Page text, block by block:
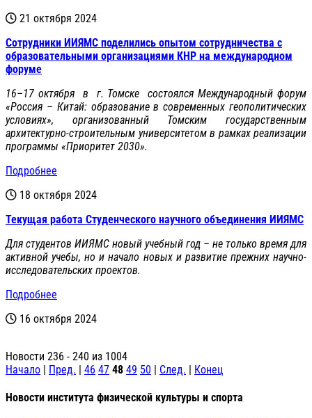
21 октября 2024
Сотрудники ИИЯМС поделились опытом сотрудничества с
образовательными организациями КНР на международном
форуме
16–17 октября в г. Томске состоялся Международный форум
«Россия – Китай: образование в современных геополитических
условиях», организованный Томским государственным
архитектурно-строительным университетом в рамках реализации
программы «Приоритет 2030».
Подробнее
18 октября 2024
Текущая работа Студенческого научного объединения ИИЯМС
Для студентов ИИЯМС новый учебный год – не только время для
активной учебы, но и начало новых и развитие прежних научно-
исследовательских проектов.
Подробнее
16 октября 2024
Новости 236 - 240 из 1004
Начало | Пред. | 46 47 48 49 50 | След. | Конец
Новости института физической культуры и спорта